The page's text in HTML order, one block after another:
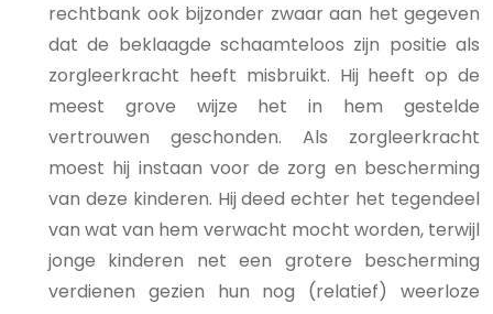
rechtbank ook bijzonder zwaar aan het gegeven
dat de beklaagde schaamteloos zijn positie als
zorgleerkracht heeft misbruikt. Hij heeft op de
meest grove wijze het in hem gestelde
vertrouwen geschonden. Als zorgleerkracht
moest hij instaan voor de zorg en bescherming
van deze kinderen. Hij deed echter het tegendeel
van wat van hem verwacht mocht worden, terwijl
jonge kinderen net een grotere bescherming
verdienen gezien hun nog (relatief) weerloze